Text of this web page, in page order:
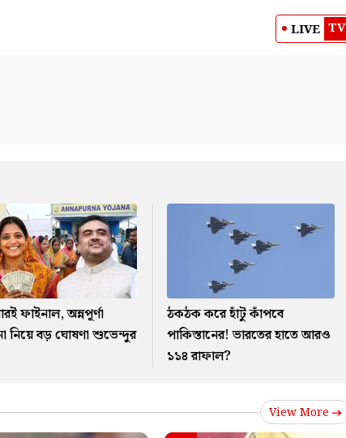
LIVE TV
ফাইনাল, অন্নপূর্ণা
নিয়ে বড় ঘোষণা শুভেন্দুর
ঠকঠক করে হাঁটু কাঁপবে
পাকিস্তানের! ভারতের হাতে আরও
১১৪ রাফাল?
View More